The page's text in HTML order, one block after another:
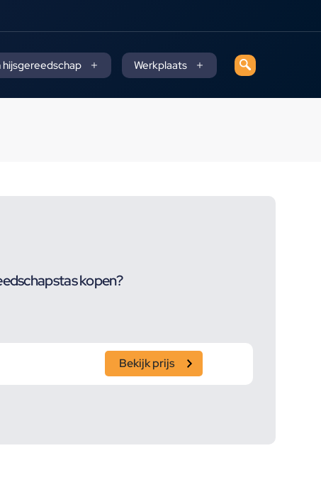
hijsgereedschap Werkplaats
kopen?
Bekijk prijs